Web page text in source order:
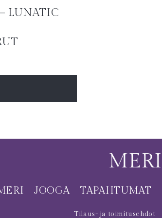
LUNATIC
JOOGA TAPAHTUMAT
Tilaus- ja toimitusehdot